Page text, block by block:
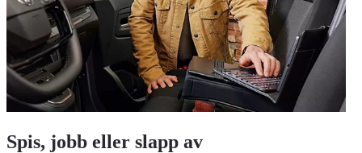
Spis, jobb eller slapp av